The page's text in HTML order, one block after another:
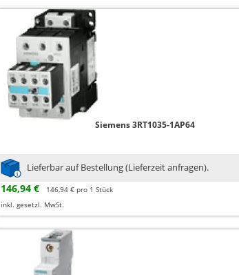
Siemens 3RT1035-1AP64
Lieferbar auf Bestellung (Lieferzeit anfragen).
146,94 €
146,94 € pro 1 Stück
inkl. gesetzl. MwSt.